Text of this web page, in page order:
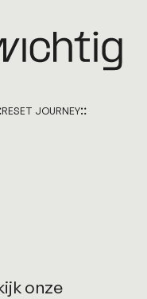
RESET JOURNEY
onze